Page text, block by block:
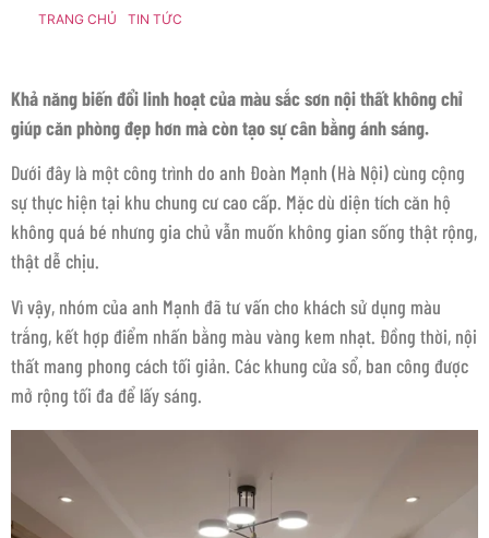
TRANG CHỦ TIN TỨC
Khả năng biến đổi linh hoạt của màu sắc sơn nội thất không chỉ
giúp căn phòng đẹp hơn mà còn tạo sự cân bằng ánh sáng.
Dưới đây là một công trình do anh Đoàn Mạnh (Hà Nội) cùng cộng
sự thực hiện tại khu chung cư cao cấp. Mặc dù diện tích căn hộ
không quá bé nhưng gia chủ vẫn muốn không gian sống thật rộng,
thật dễ chịu.
Vì vậy, nhóm của anh Mạnh đã tư vấn cho khách sử dụng màu
trắng, kết hợp điểm nhấn bằng màu vàng kem nhạt. Đồng thời, nội
thất mang phong cách tối giản. Các khung cửa sổ, ban công được
mở rộng tối đa để lấy sáng.